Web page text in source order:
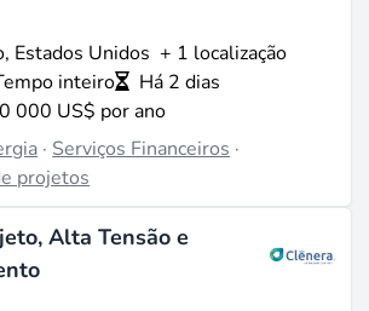
Estados Unidos + 1 localização
inteiro
Há 2 dias
000 US$ por ano
· Serviços Financeiros ·
projetos
Alta Tensão e